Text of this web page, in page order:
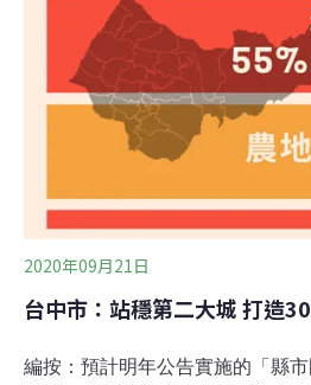
來發展「幸福田園」、「國際觀
空間軸帶，預估人口將達52萬人
量上，住商用地擬新增475公頃、
三級產業（觀光）用地
2020年09月21日
台中市：站穩第二大城 打造
編按：預計明年公告實施的「縣